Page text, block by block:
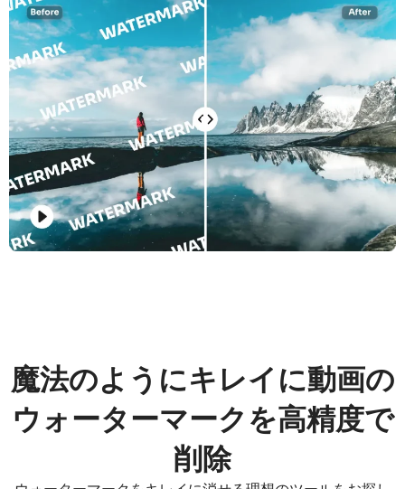
AIダンスジェネレーター
サポートされている AI モデル
Seedance 2.0 Kling 2.6 Motion Control Veo 3.1
Sora 2.0 Kling 2.6 Pro Kling 2.1 Master Hailuo 2.3
Wan 2.5
ナノバナナ フラックス Kontext
オブジェクトリムーバー
透かしリムーバー
背景リムーバー
AIの背景
写真の復元
AIリカラー
AIスタイル画像ジェネレーター
魔法のようにキレイに動画の
ウォーターマークを高精度で
削除